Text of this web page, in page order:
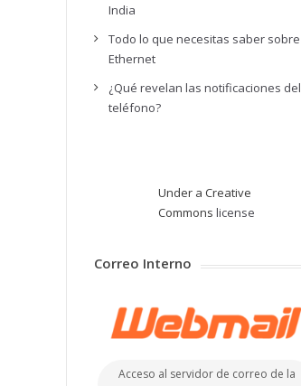
India
Todo lo que necesitas saber sobre
Ethernet
¿Qué revelan las notificaciones del
teléfono?
Under a Creative
Commons license
Correo Interno
Acceso al servidor de correo de la